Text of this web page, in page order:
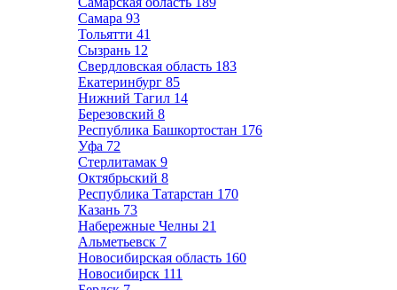
Самара 93
Тольятти 41
Сызрань 12
Свердловская область 183
Екатеринбург 85
Нижний Тагил 14
Березовский 8
Республика Башкортостан 176
Уфа 72
Стерлитамак 9
Октябрьский 8
Республика Татарстан 170
Казань 73
Набережные Челны 21
Альметьевск 7
Новосибирская область 160
Новосибирск 111